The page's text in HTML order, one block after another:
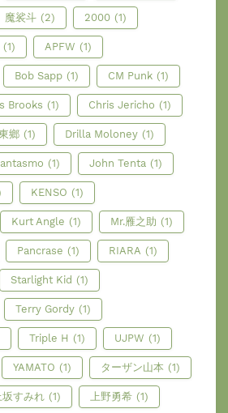
魔裟斗 (2) 2000 (1)
(1) APFW (1)
Bob Sapp (1) CM Punk (1)
Brooks (1) Chris Jericho (1)
鄉 (1) Drilla Moloney (1)
(1) John Tenta (1)
KENSO (1)
Kurt Angle (1) Mr.雁之助 (1)
Pancrase (1) RIARA (1)
Starlight Kid (1)
Terry Gordy (1)
Triple H (1) UJPW (1)
YAMATO (1) ターザン山本 (1)
坂すみれ (1) 上野勇希 (1)